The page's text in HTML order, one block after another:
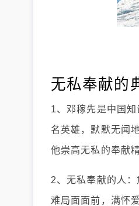
无私奉献的
1、邓稼先是中国
名英雄，默默无闻
他崇高无私的奉献精
2、无私奉献的人
难局面面前，满怀